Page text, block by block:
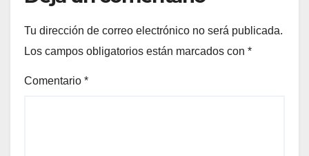
Tu dirección de correo electrónico no será publicada.
Los campos obligatorios están marcados con *
Comentario *